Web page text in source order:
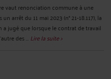
vaut renonciation commune à une
arrêt du 11 mai 2023 (n° 21-18.117), la
a jugé que lorsque le contrat de travail
des ... Lire la suite >